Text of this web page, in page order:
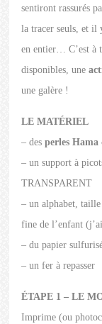
sentiront rassurés
la tracer seuls, et il
en entier… C’est à
disponibles, une
une galère !
LE MATÉRIEL
– desperles Hama
– un support à
TRANSPARENT
– un alphabet,
fine de l’enfant
– du papier
– un fer à repasser
ÉTAPE 1 – LE
Imprime (ou